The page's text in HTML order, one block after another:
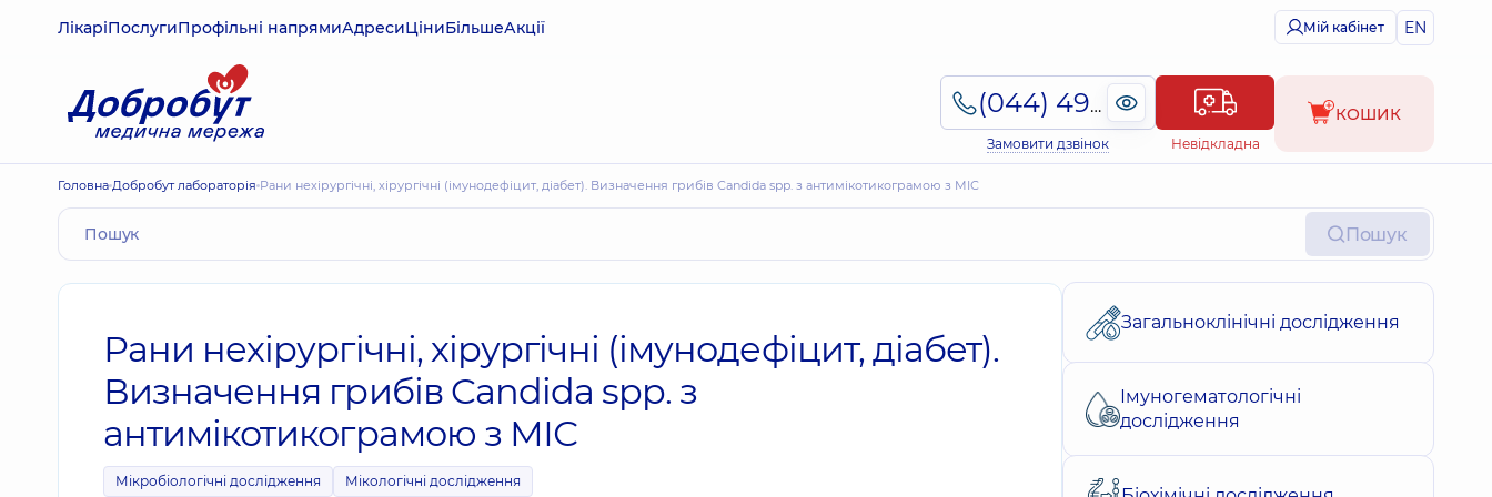
ЛікаріПослугиПрофільні напрямиАдресиЦіниБільшеАкції Мій кабінет EN
(044) 495-2-888
Замовити дзвінок Невідкладна
КОШИК
Головна Добробут лабораторія Рани нехірургічні, хірургічні (імунодефіцит, діабет). Визначення грибів Candida spp. з антимікотикограмою з МІС
Пошук
Рани нехірургічні, хірургічні (імунодефіцит, діабет).
Визначення грибів Candida spp. з
антимікотикограмою з МІС
Мікробіологічні дослідження Мікологічні дослідження
Загальноклінічні дослідження
Імуногематологічні
дослідження